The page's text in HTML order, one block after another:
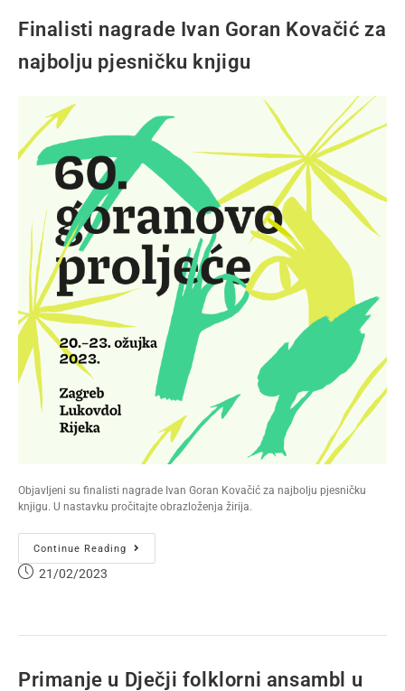
Finalisti nagrade Ivan Goran Kovačić za
najbolju pjesničku knjigu
Objavljeni su finalisti nagrade Ivan Goran Kovačić za najbolju pjesničku
knjigu. U nastavku pročitajte obrazloženja žirija.
Continue Reading
21/02/2023
Primanje u Dječji folklorni ansambl u